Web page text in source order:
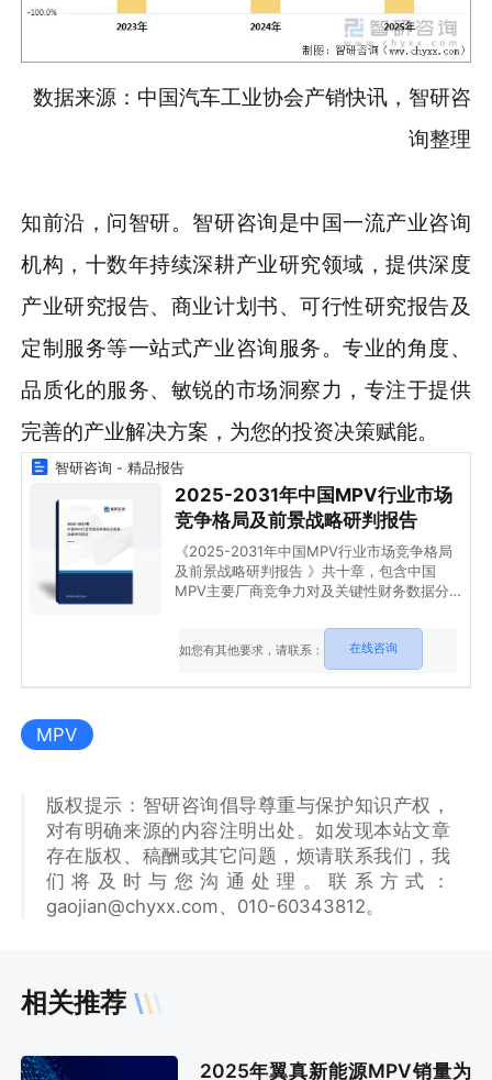
数据来源：中国汽车工业协会产销快讯，智研咨
询整理
知前沿，问智研。智研咨询是中国一流产业咨询
机构，十数年持续深耕产业研究领域，提供深度
产业研究报告、商业计划书、可行性研究报告及
定制服务等一站式产业咨询服务。专业的角度、
品质化的服务、敏锐的市场洞察力，专注于提供
完善的产业解决方案，为您的投资决策赋能。
智研咨询 - 精品报告
2025-2031年中国MPV行业市场
竞争格局及前景战略研判报告
《2025-2031年中国MPV行业市场竞争格局
及前景战略研判报告 》共十章，包含中国
MPV主要厂商竞争力对及关键性财务数据分
2031年中国MPV市场发展前景及趋势预测等
内容。
如您有其他要求，请联系： 在线咨询
MPV
版权提示：智研咨询倡导尊重与保护知识产权，
对有明确来源的内容注明出处。如发现本站文章
存在版权、稿酬或其它问题，烦请联系我们，我
们将及时与您沟通处理。联系方式：
gaojian@chyxx.com、010-60343812。
相关推荐
2025年翼真新能源MPV销量为